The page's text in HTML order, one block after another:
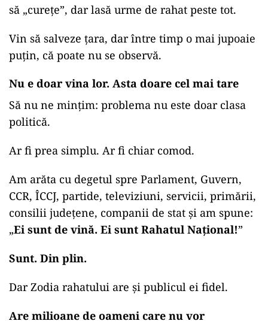
să „curețe”, dar lasă urme de rahat peste tot.
Vin să salveze țara, dar între timp o mai jupoaie
puțin, că poate nu se observă.
Nu e doar vina lor. Asta doare cel mai tare
Să nu ne mințim: problema nu este doar clasa
politică.
Ar fi prea simplu. Ar fi chiar comod.
Am arăta cu degetul spre Parlament, Guvern,
CCR, ÎCCJ, partide, televiziuni, servicii, primării,
consilii județene, companii de stat și am spune:
„Ei sunt de vină. Ei sunt Rahatul Național!”
Sunt. Din plin.
Dar Zodia rahatului are și publicul ei fidel.
Are milioane de oameni care nu vor